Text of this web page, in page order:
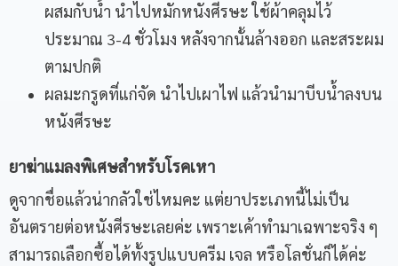
ผสมกับน้ำ นำไปหมักหนังศีรษะ ใช้ผ้าคลุมไว้
ประมาณ 3-4 ชั่วโมง หลังจากนั้นล้างออก และสระผม
ตามปกติ
ผลมะกรูดที่แก่จัด นำไปเผาไฟ แล้วนำมาบีบน้ำลงบน
หนังศีรษะ
ยาฆ่าแมลงพิเศษสำหรับโรคเหา
ดูจากชื่อแล้วน่ากลัวใช่ไหมคะ แต่ยาประเภทนี้ไม่เป็น
อันตรายต่อหนังศีรษะเลยค่ะ เพราะเค้าทำมาเฉพาะจริง ๆ
สามารถเลือกซื้อได้ทั้งรูปแบบครีม เจล หรือโลชั่นก็ได้ค่ะ